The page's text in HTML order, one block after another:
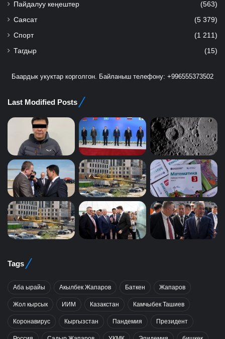
Пайдалуу кеңештер (563)
Саясат (5 379)
Спорт (1 211)
Тагдыр (15)
Баардык укуктар корголгон. Байланыш телефону: +996555373502
Last Modified Posts
Tags
Аба ырайы Акылбек Жапаров Баткен Жапаров
Жол кырсык ИИМ Казакстан Камчыбек Ташиев
Коронавирус Кыргызстан Пандемия Президент